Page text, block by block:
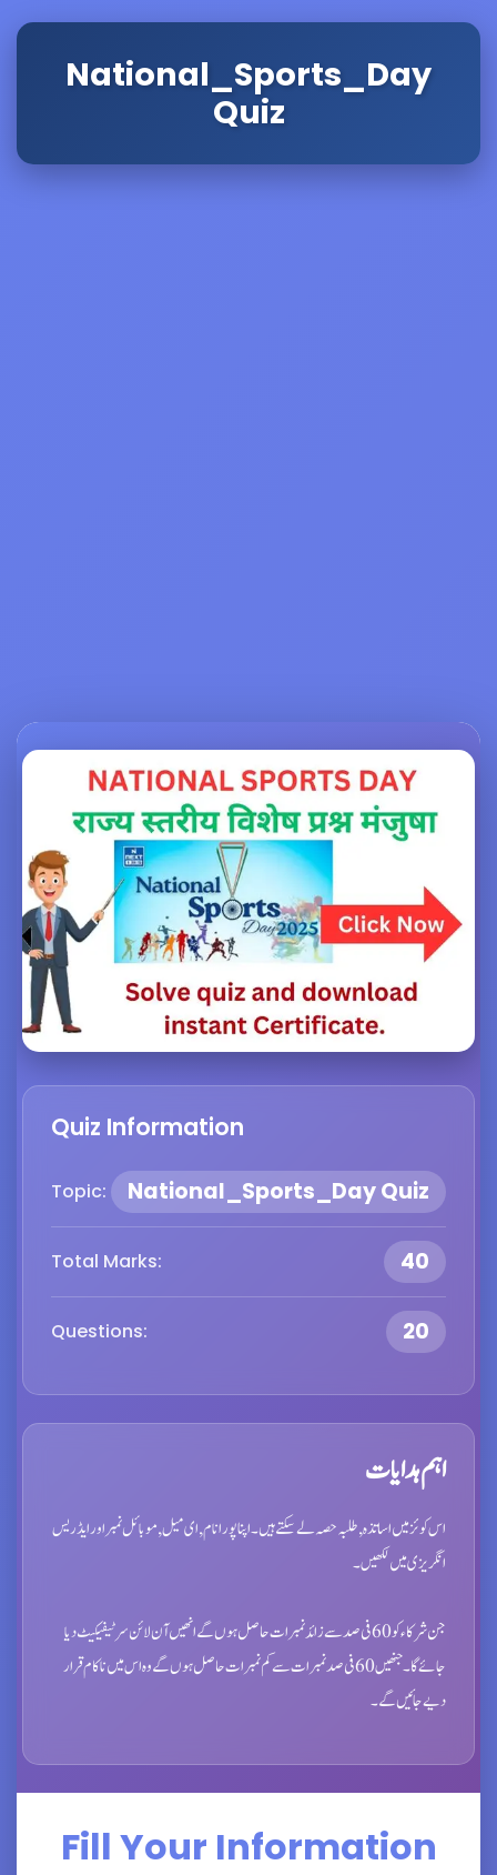
National_Sports_Day
Quiz
Quiz Information
Topic: National_Sports_Day Quiz
Total Marks: 40
Questions: 20
اہم ہدایات
اس کوئز میں اساتذہ, طلبہ حصہ لے سکتے ہیں۔ اپنا پورا نام, ای میل ,موبائل نمبر اور ایڈریس
انگریزی میں لکھیں۔
جن شرکاء کو 60 فی صد سے زائد نمبرات حاصل ہوں گے انھیں آن لائن سرٹیفیکیٹ دیا
جائے گا۔ جنھیں 60فی صد نمبرات سے کم نمبرات حاصل ہوں گے وہ اس میں ناکام قرار
دیے جائیں گے۔
Fill Your Information